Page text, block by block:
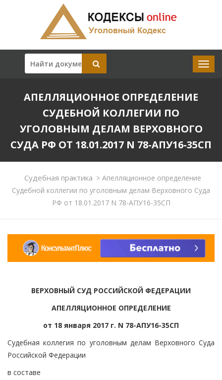
АПЕЛЛЯЦИОННОЕ ОПРЕДЕЛЕНИЕ
СУДЕБНОЙ КОЛЛЕГИИ ПО
УГОЛОВНЫМ ДЕЛАМ ВЕРХОВНОГО
СУДА РФ ОТ 18.01.2017 N 78-АПУ16-35СП
Судебная практика > Апелляционное определение
Судебной коллегии по уголовным делам Верховного Суда
РФ от 18.01.2017 N 78-АПУ16-35СП
ВЕРХОВНЫЙ СУД РОССИЙСКОЙ ФЕДЕРАЦИИ
АПЕЛЛЯЦИОННОЕ ОПРЕДЕЛЕНИЕ
от 18 января 2017 г. N 78-АПУ16-35СП
Судебная коллегия по уголовным делам Верховного Суда
Российской Федерации
в составе